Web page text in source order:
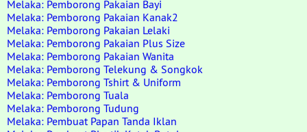
Melaka: Pemborong Pakaian Bayi
Melaka: Pemborong Pakaian Kanak2
Melaka: Pemborong Pakaian Lelaki
Melaka: Pemborong Pakaian Plus Size
Melaka: Pemborong Pakaian Wanita
Melaka: Pemborong Telekung & Songkok
Melaka: Pemborong Tshirt & Uniform
Melaka: Pemborong Tuala
Melaka: Pemborong Tudung
Melaka: Pembuat Papan Tanda Iklan